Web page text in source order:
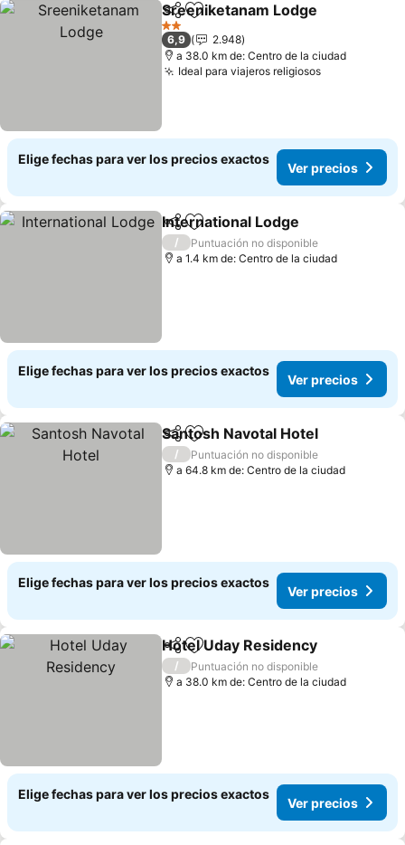
CompartirAgregar a favoritos
Sreeniketanam Lodge
2 Estrellas
6,9
2.948
a 38.0 km de: Centro de la ciudad
Ideal para viajeros religiososVer precios
Elige fechas para ver los precios exactos
Ver precios
CompartirAgregar a favoritos
International Lodge
/
Puntuación no disponible
a 1.4 km de: Centro de la ciudad
Elige fechas para ver los precios exactos
Ver precios
CompartirAgregar a favoritos
Santosh Navotal Hotel
/
Puntuación no disponible
a 64.8 km de: Centro de la ciudad
Elige fechas para ver los precios exactos
Ver precios
CompartirAgregar a favoritos
Hotel Uday Residency
/
Puntuación no disponible
a 38.0 km de: Centro de la ciudad
Elige fechas para ver los precios exactos
Ver precios